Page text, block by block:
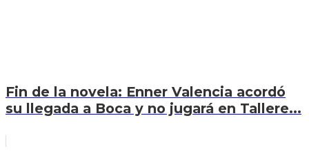
Fin de la novela: Enner Valencia acordó
su llegada a Boca y no jugará en Tallere...